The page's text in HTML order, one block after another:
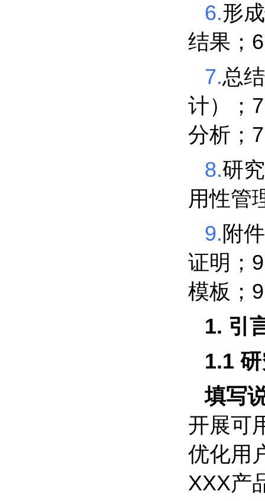
6.形
结果；
7.总
计）；
分析；
8.研
用性管
9. 附
证明；
模板；
1. 引
1.1
填写
开展可
优化用
XXX产